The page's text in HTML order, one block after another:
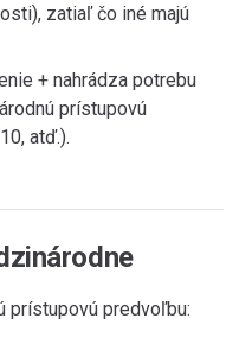
zatiaľ čo iné majú
+ nahrádza potrebu
prístupovú
atď.).
prístupovú predvoľbu: